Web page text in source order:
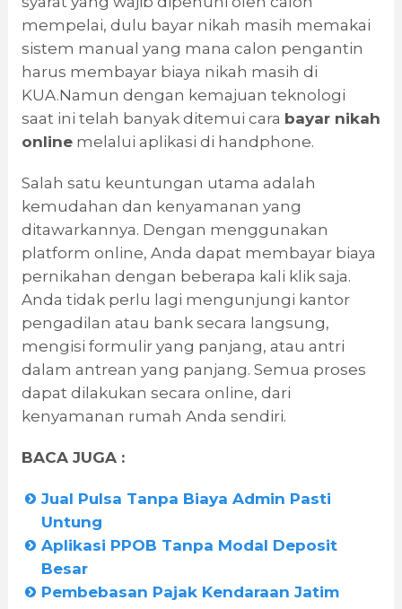
mempelai, dulu bayar nikah masih memakai
sistem manual yang mana calon pengantin
harus membayar biaya nikah masih di
KUA.Namun dengan kemajuan teknologi
saat ini telah banyak ditemui cara bayar nikah
onlinemelalui aplikasi di handphone.
Salah satu keuntungan utama adalah
kemudahan dan kenyamanan yang
ditawarkannya. Dengan menggunakan
platform online, Anda dapat membayar biaya
pernikahan dengan beberapa kali klik saja.
Anda tidak perlu lagi mengunjungi kantor
pengadilan atau bank secara langsung,
mengisi formulir yang panjang, atau antri
dalam antrean yang panjang. Semua proses
dapat dilakukan secara online, dari
kenyamanan rumah Anda sendiri.
BACA JUGA :
Jual Pulsa Tanpa Biaya Admin Pasti
Untung
Aplikasi PPOB Tanpa Modal Deposit
Besar
Pembebasan Pajak Kendaraan Jatim